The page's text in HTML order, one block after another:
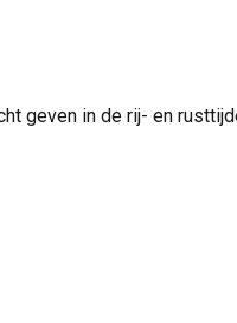
geven in de rij- en